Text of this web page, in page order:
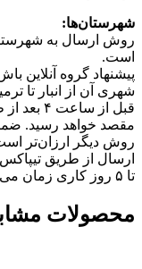
شهرستان‌ها:
روش ارسال به
است.
پیشنهاد گروه آنلاین
شهری آن از انبار تا
قبل از
مقصد خواهد رسید.
روش دیگر ارزان‌تر
تا ۵ روز کاری زمان می‌برد.
محصولات